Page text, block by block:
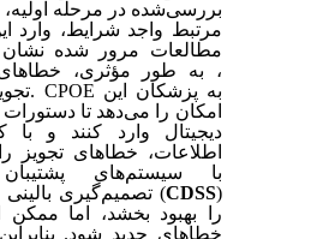
مرتبط واجد شرایط، وارد
مطالعات مرور شده نشان
، به طور مؤثری، خطاهای
. CPOEبه پزشکان این
امکان را می‌دهد تا دستورات
دیجیتال وارد کنند و با
اطلاعات، خطاهای تجویز
با سیستم‌های پشتیبان
تصمیم‌گیری بالینی(CDSS
را بهبود بخشد، اما ممکن
خطاهای جدید شود.